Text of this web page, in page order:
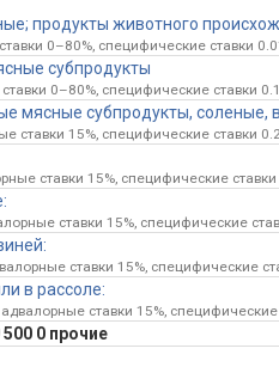
продукты животного
0–80%, специфические ставки
субпродукты
0–80%, специфические ставки
мясные субпродукты, соленые,
ставки 15%, специфические ставки
ставки 15%, специфические
ставки 15%, специфические
ставки 15%, специфические
в рассоле:
адвалорные ставки 15%, специфические
500 0 прочие